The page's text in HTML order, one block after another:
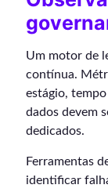
Um motor de
contínua.
estágio,
dados devem
dedicados.
Ferramentas
identificar